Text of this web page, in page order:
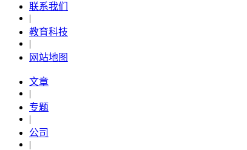
联系我们
|
教育科技
|
网站地图
文章
|
专题
|
公司
|